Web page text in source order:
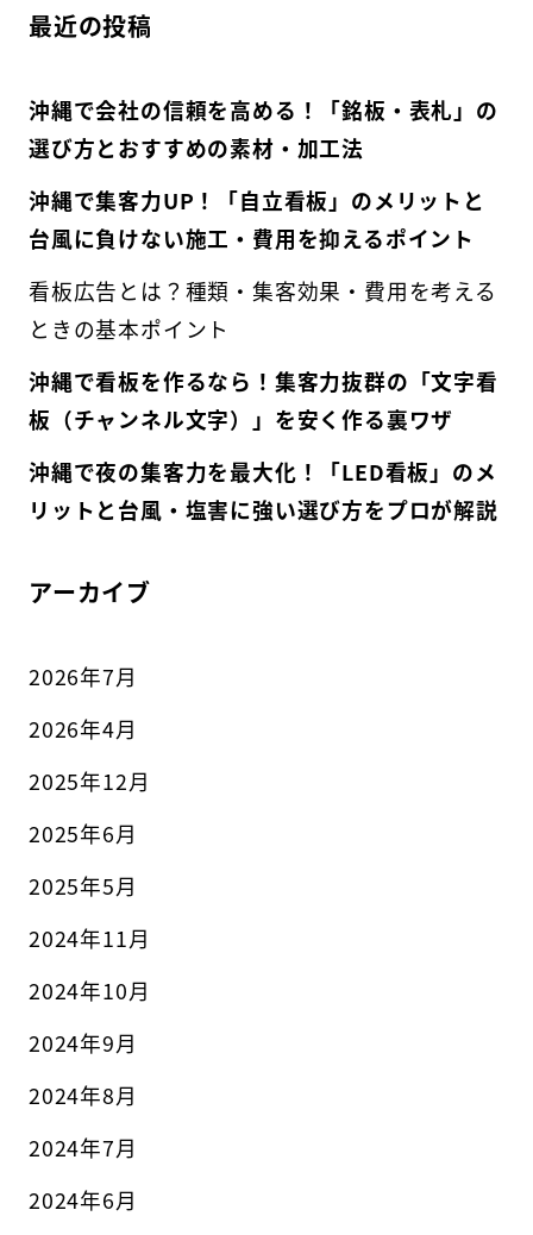
最近の投稿
沖縄で会社の信頼を高める！「銘板・表札」の
選び方とおすすめの素材・加工法
沖縄で集客力UP！「自立看板」のメリットと
台風に負けない施工・費用を抑えるポイント
看板広告とは？種類・集客効果・費用を考える
ときの基本ポイント
沖縄で看板を作るなら！集客力抜群の「文字看
板（チャンネル文字）」を安く作る裏ワザ
沖縄で夜の集客力を最大化！「LED看板」のメ
リットと台風・塩害に強い選び方をプロが解説
アーカイブ
2026年7月
2026年4月
2025年12月
2025年6月
2025年5月
2024年11月
2024年10月
2024年9月
2024年8月
2024年7月
2024年6月